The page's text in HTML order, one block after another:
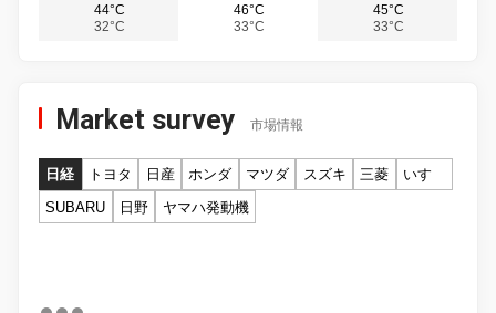
44°C
32°C
46°C
33°C
45°C
33°C
Market survey 市場情報
日経 トヨタ 日産 ホンダ マツダ スズキ 三菱
いすゞ
SUBARU
日野 ヤマハ発動機